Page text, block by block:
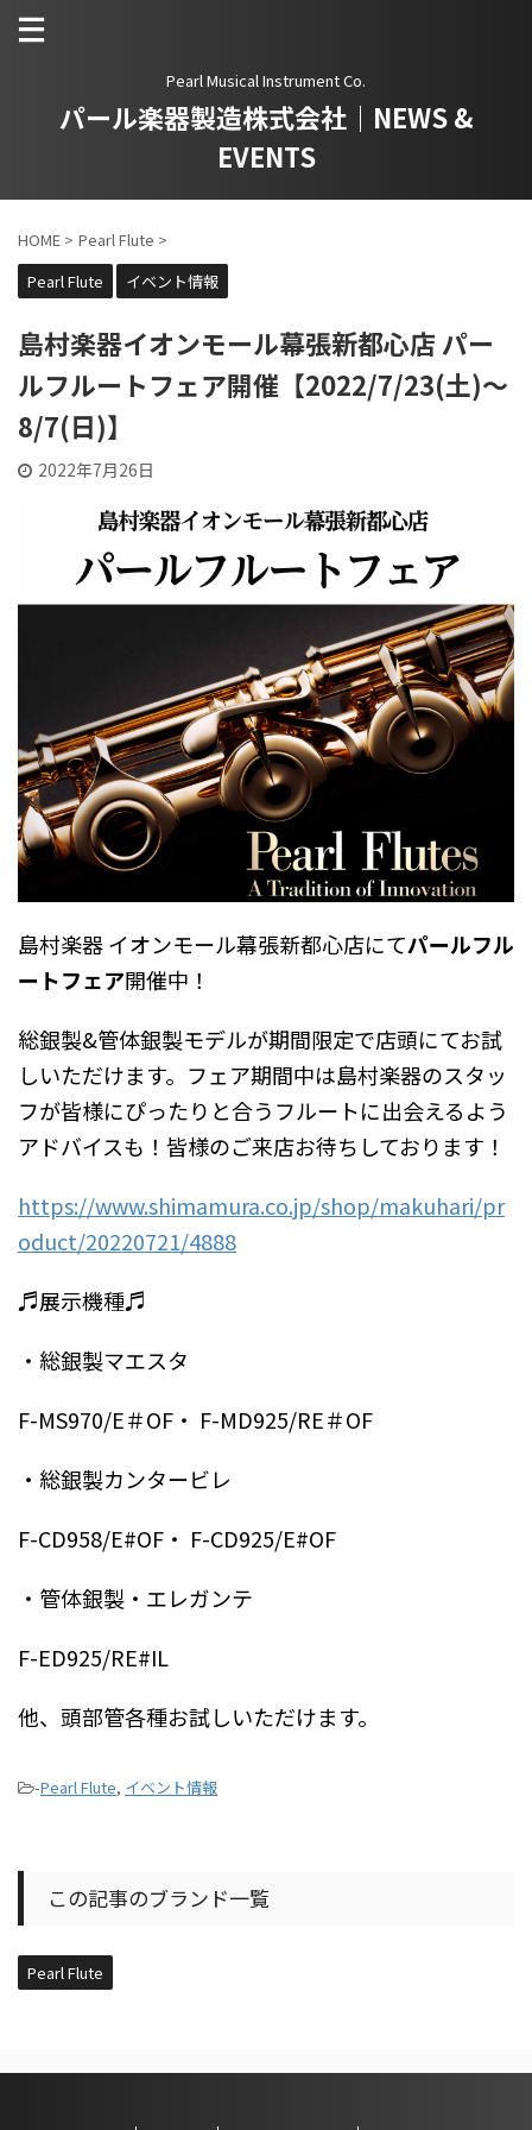
Pearl Musical Instrument Co.
パール楽器製造株式会社｜NEWS &
EVENTS
HOME > Pearl Flute >
Pearl Flute
イベント情報
島村楽器イオンモール幕張新都心店 パー
ルフルートフェア開催【2022/7/23(土)～
8/7(日)】
2022年7月26日
島村楽器 イオンモール幕張新都心店にてパールフル
ートフェア開催中！
総銀製&管体銀製モデルが期間限定で店頭にてお試
しいただけます。フェア期間中は島村楽器のスタッ
フが皆様にぴったりと合うフルートに出会えるよう
アドバイスも！皆様のご来店お待ちしております！
https://www.shimamura.co.jp/shop/makuhari/pr
oduct/20220721/4888
♬展示機種♬
・総銀製マエスタ
F-MS970/E＃OF・ F-MD925/RE＃OF
・総銀製カンタービレ
F-CD958/E#OF・ F-CD925/E#OF
・管体銀製・エレガンテ
F-ED925/RE#IL
他、頭部管各種お試しいただけます。
-Pearl Flute, イベント情報
この記事のブランド一覧
Pearl Flute